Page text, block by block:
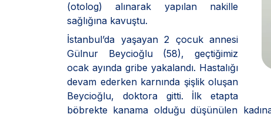
(otolog) alınarak yapılan nakille
sağlığına kavuştu.
İstanbul’da yaşayan 2 çocuk annesi
Gülnur Beycioğlu (58), geçtiğimiz
ocak ayında gribe yakalandı. Hastalığı
devam ederken karnında şişlik oluşan
Beycioğlu, doktora gitti. İlk etapta
böbrekte kanama olduğu düşünülen